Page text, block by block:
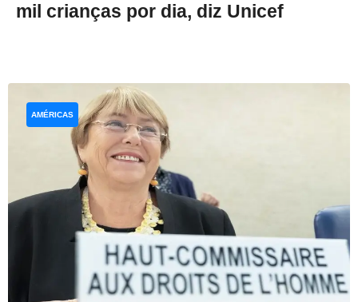
mil crianças por dia, diz Unicef
AMÉRICAS